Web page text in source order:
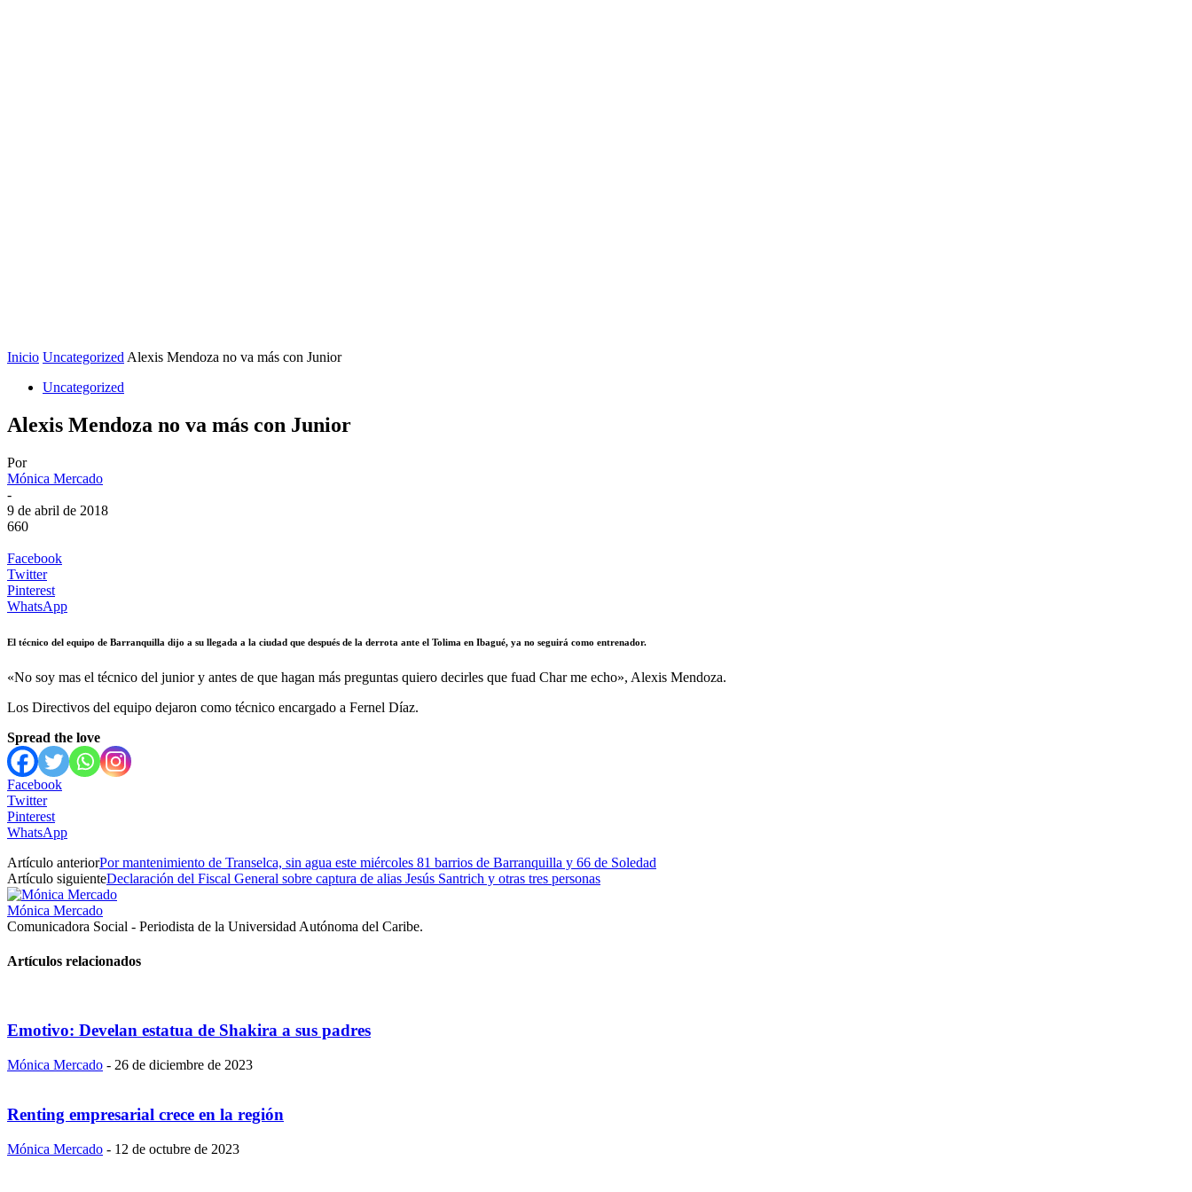
Inicio Uncategorized Alexis Mendoza no va más con Junior
Uncategorized
Alexis Mendoza no va más con Junior
Por
Mónica Mercado
-
9 de abril de 2018
660
Facebook
Twitter
Pinterest
WhatsApp
El técnico del equipo de Barranquilla dijo a su llegada a la ciudad que después de la derrota ante el Tolima en Ibagué, ya no seguirá como entrenador.
«No soy mas el técnico del junior y antes de que hagan más preguntas quiero decirles que fuad Char me echo», Alexis Mendoza.
Los Directivos del equipo dejaron como técnico encargado a Fernel Díaz.
Spread the love
Facebook
Twitter
Pinterest
WhatsApp
Artículo anteriorPor mantenimiento de Transelca, sin agua este miércoles 81 barrios de Barranquilla y 66 de Soledad
Artículo siguienteDeclaración del Fiscal General sobre captura de alias Jesús Santrich y otras tres personas
Mónica Mercado
Comunicadora Social - Periodista de la Universidad Autónoma del Caribe.
Artículos relacionados
Emotivo: Develan estatua de Shakira a sus padres
Mónica Mercado - 26 de diciembre de 2023
Renting empresarial crece en la región
Mónica Mercado - 12 de octubre de 2023